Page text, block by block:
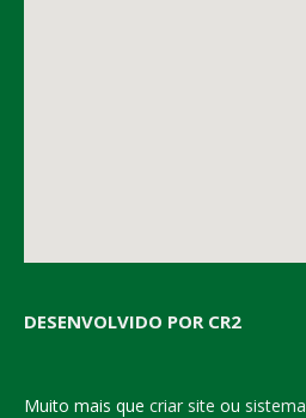
DESENVOLVIDO POR CR2
Muito mais que criar site ou